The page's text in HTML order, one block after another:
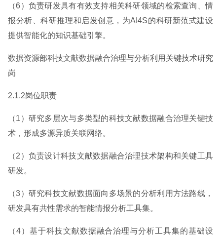
（6）负责研发具有有效支持相关科研领域的检索查询、情
报分析、科研推理和启发创意，为AI4S的科研新范式建设
提供智能化的知识基础引擎。
数据资源部科技文献数据融合治理与分析利用关键技术研究
岗
2.1.2岗位职责
（1）研究多层次与多类型的科技文献数据融合治理关键技
术，形成多源异质关联网络。
（2）负责设计科技文献数据融合治理技术架构和关键工具
研发。
（3）研究科技文献数据面向多场景的分析利用方法路线，
研发具有共性需求的智能情报分析工具集。
（4）基于科技文献数据融合治理与分析工具集的基础设